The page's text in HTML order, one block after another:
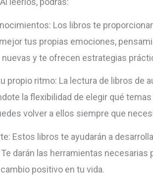
Los libros te
tus propias emociones,
y te ofrecen estrategias
propio ritmo: La lectura de libros de
la flexibilidad de elegir qué
volver a ellos siempre que
Estos libros te ayudarán a
darán las herramientas
positivo en tu vida.